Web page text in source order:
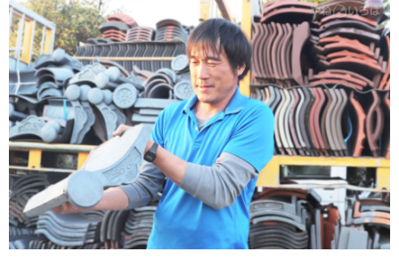
の憧れは、実家を新築したときの大工さんかな。子ども心
にカッコ良かったですね」
職人への憧れの始まりは、父ではなく家を建ててくれた大
工さん。しかし、だからといって大工を目指したわけでは
なく、高校生の夏休みには瓦職人の父の現場でアルバイト
をしていました。手仕事が好きだったこともあり、家業の
手伝いは全く苦にならなかったそうです。
高校卒業後、三寺さんは大学へ進学。経済学部で学び、卒
業後は住宅販売会社へ就職しました。当時、経済学部卒業